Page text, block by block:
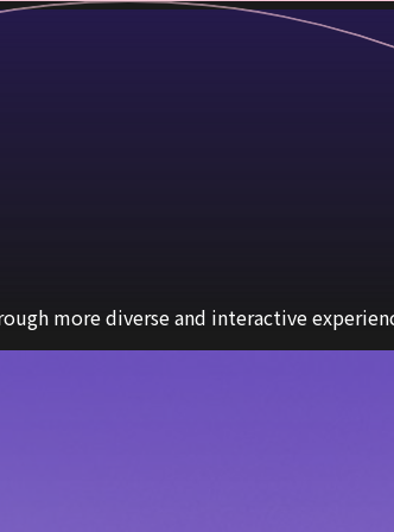
more diverse and interactive